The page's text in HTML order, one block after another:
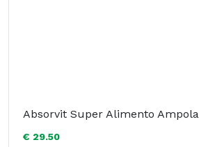
Absorvit Super Alimento
€ 29.50